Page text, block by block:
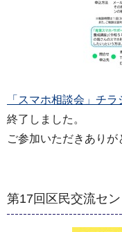
「スマホ相談会」チ
終了しました。
ご参加いただきありが
第17回区民交流セ